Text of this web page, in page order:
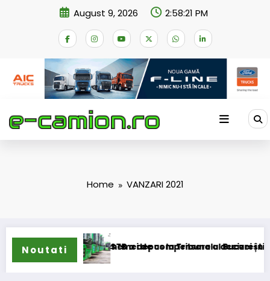
August 9, 2026 2:58:21 PM
Home VANZARI 2021
Noutatischemei de compensare a accizei în
STB a depus la Tribunalul București